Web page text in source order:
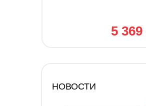
5 369
НОВОСТИ